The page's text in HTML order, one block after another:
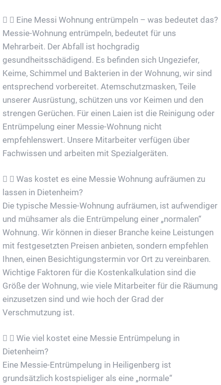
Eine Messi Wohnung entrümpeln – was bedeutet das?
Messie-Wohnung entrümpeln, bedeutet für uns
Mehrarbeit. Der Abfall ist hochgradig
gesundheitsschädigend. Es befinden sich Ungeziefer,
Keime, Schimmel und Bakterien in der Wohnung, wir sind
entsprechend vorbereitet. Atemschutzmasken, Teile
unserer Ausrüstung, schützen uns vor Keimen und den
strengen Gerüchen. Für einen Laien ist die Reinigung oder
Entrümpelung einer Messie-Wohnung nicht
empfehlenswert. Unsere Mitarbeiter verfügen über
Fachwissen und arbeiten mit Spezialgeräten.
Was kostet es eine Messie Wohnung aufräumen zu
lassen in Dietenheim?
Die typische Messie-Wohnung aufräumen, ist aufwendiger
und mühsamer als die Entrümpelung einer „normalen“
Wohnung. Wir können in dieser Branche keine Leistungen
mit festgesetzten Preisen anbieten, sondern empfehlen
Ihnen, einen Besichtigungstermin vor Ort zu vereinbaren.
Wichtige Faktoren für die Kostenkalkulation sind die
Größe der Wohnung, wie viele Mitarbeiter für die Räumung
einzusetzen sind und wie hoch der Grad der
Verschmutzung ist.
Wie viel kostet eine Messie Entrümpelung in
Dietenheim?
Eine Messie-Entrümpelung in Heiligenberg ist
grundsätzlich kostspieliger als eine „normale“